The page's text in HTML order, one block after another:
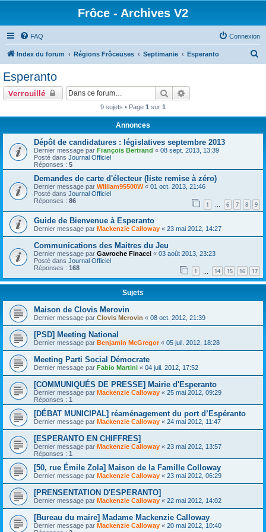
Frôce - Archives V2
FAQ Connexion
Index du forum Régions Frôceuses Septimanie Esperanto
Esperanto
Verrouillé Rechercher
9 sujets • Page 1 sur 1
Annonces
Dépôt de candidatures : législatives septembre 2013
Dernier message par François Bertrand « 08 sept. 2013, 13:39
Posté dans Journal Officiel
Réponses : 5
Demandes de carte d'électeur (liste remise à zéro)
Dernier message par William95500W« 01 oct. 2013, 21:46
Posté dans Journal Officiel
Réponses : 86 1 … 6 7 8 9
Guide de Bienvenue à Esperanto
Dernier message par Mackenzie Calloway « 23 mai 2012, 14:27
Communications des Maitres du Jeu
Dernier message par Gavroche Finacci « 03 août 2013, 23:23
Posté dans Journal Officiel
Réponses : 168 1 14 15 16 17
Sujets
Maison de Clovis Merovin
Dernier message par Clovis Merovin « 08 oct. 2012, 21:39
[PSD] Meeting National
Dernier message par Benjamin McGregor« 05 juil. 2012, 18:28
Meeting Parti Social Démocrate
Dernier message par Fabio Martini « 04 juil. 2012, 17:52
[COMMUNIQUÉS DE PRESSE] Mairie d'Esperanto
Dernier message par Mackenzie Calloway « 25 mai 2012, 09:29
Réponses : 1
[DÉBAT MUNICIPAL] réaménagement du port d’Espéranto
Dernier message par Mackenzie Calloway « 24 mai 2012, 11:47
[ESPERANTO EN CHIFFRES]
Dernier message par Mackenzie Calloway « 23 mai 2012, 13:57
Réponses : 1
[50, rue Émile Zola] Maison de la Famille Colloway
Dernier message par Mackenzie Calloway « 23 mai 2012, 06:29
[PRENSENTATION D'ESPERANTO]
Dernier message par Mackenzie Calloway « 22 mai 2012, 14:02
[Bureau du maire] Madame Mackenzie Calloway
Dernier message par Mackenzie Calloway « 20 mai 2012, 10:40